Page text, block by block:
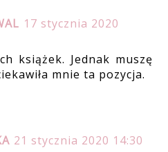
17 stycznia 2020
książek. Jednak muszę
mnie ta pozycja.
21 stycznia 2020 14:30